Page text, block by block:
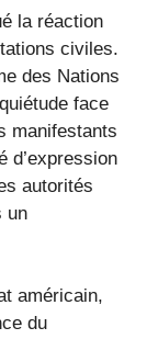
la réaction
civiles.
des Nations
face
manifestants
d’expression
autorités
un
américain,
du